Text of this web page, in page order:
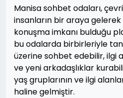
Manisa sohbet odaları,
insanların bir araya
konuşma imkanı bulduğu
bu odalarda birbirleriyle
üzerine sohbet edebilir, ilgi
ve yeni arkadaşlıklar
yaş gruplarının ve ilgi
haline gelmiştir.